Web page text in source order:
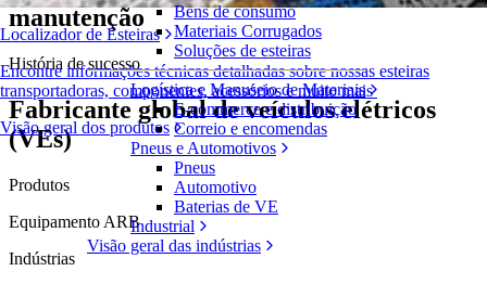
Localizador de Esteiras
Encontre informações técnicas detalhadas sobre nossas esteiras
transportadoras, componentes, acessórios e muito mais
Visão geral dos produtos
Bens de consumo
Materiais Corrugados
Soluções de esteiras
Logística e Manuseio de Materiais
E-commerce e distribuição
Correio e encomendas
Pneus e Automotivos
Pneus
Automotivo
Baterias de VE
Industrial
Visão geral das indústrias
manutenção
História de sucesso
Fabricante global de veículos elétricos
(VEs)
Produtos
Equipamento ARB
Indústrias